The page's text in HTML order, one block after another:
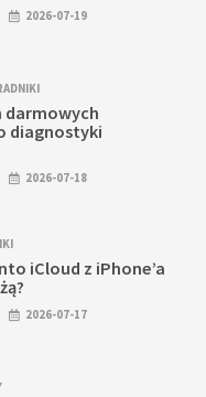
2026-07-19
darmowych
diagnostyki
2026-07-18
iCloud z iPhone’a
2026-07-17